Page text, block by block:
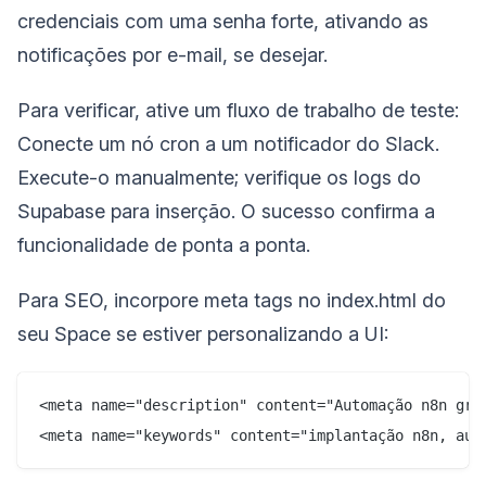
credenciais com uma senha forte, ativando as
notificações por e-mail, se desejar.
Para verificar, ative um fluxo de trabalho de teste:
Conecte um nó cron a um notificador do Slack.
Execute-o manualmente; verifique os logs do
Supabase para inserção. O sucesso confirma a
funcionalidade de ponta a ponta.
Para SEO, incorpore meta tags no index.html do
seu Space se estiver personalizando a UI:
<meta name="description" content="Automação n8n